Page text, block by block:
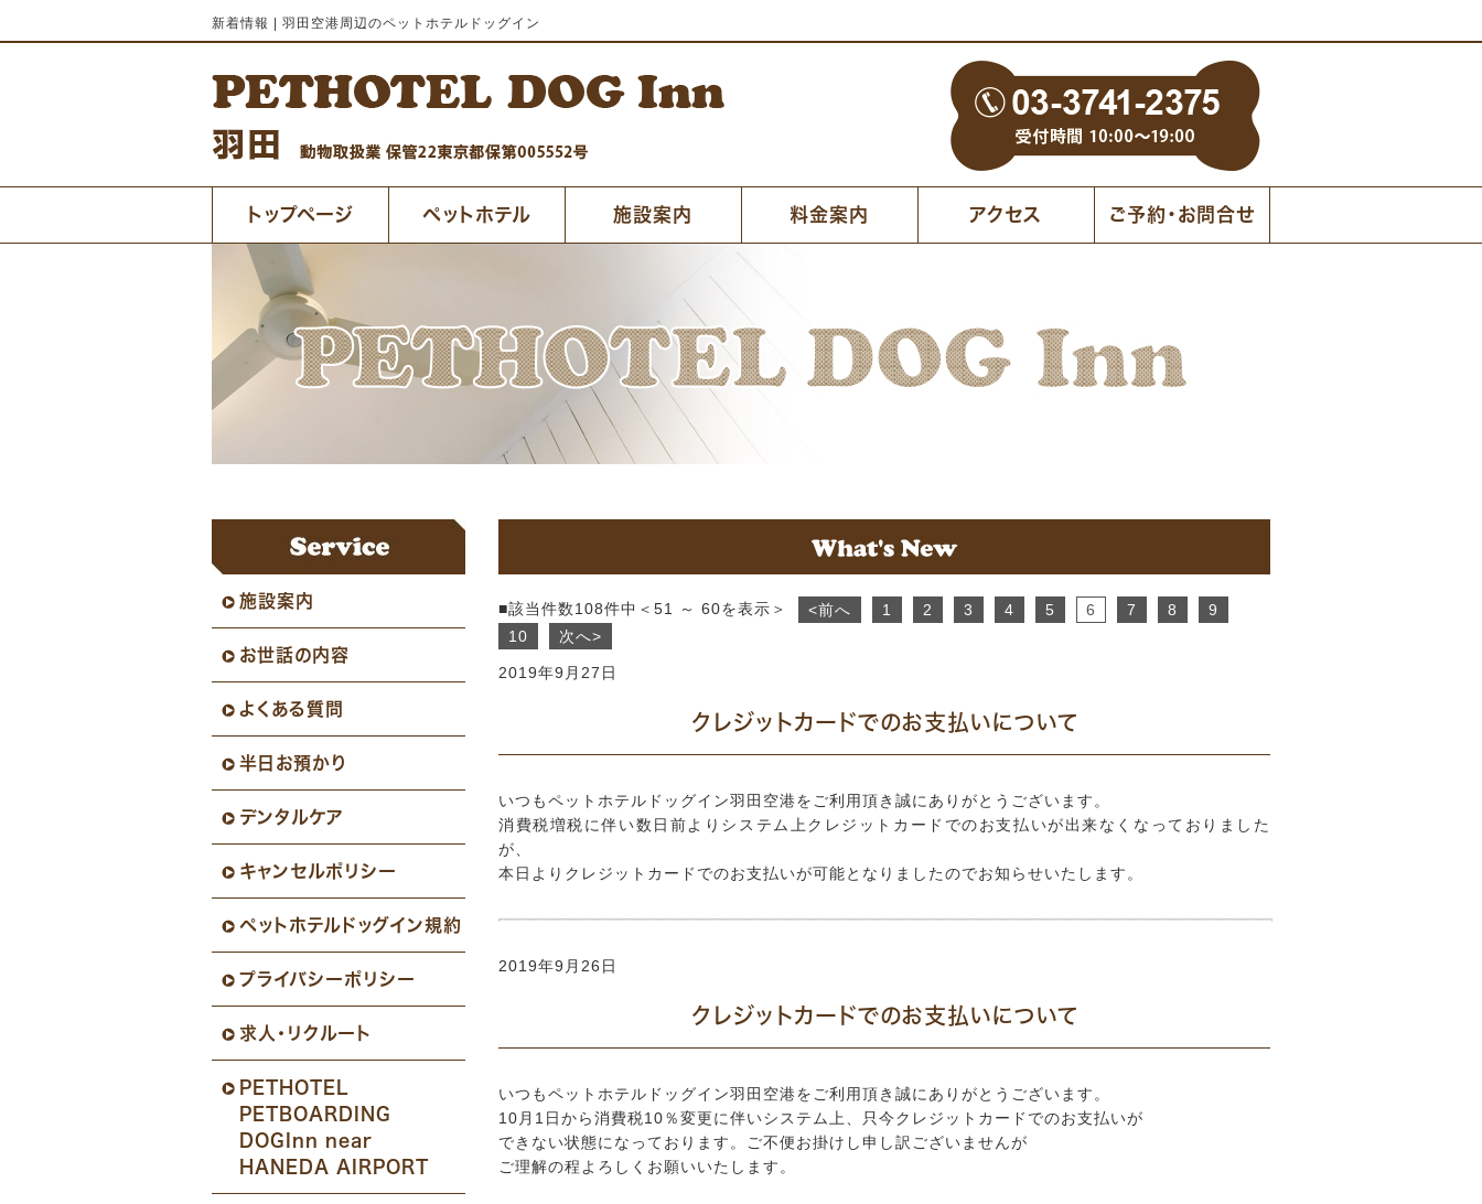
新着情報 | 羽田空港周辺のペットホテルドッグイン
トップページ ペットホテル 施設案内 料金案内 アクセス ご予約・お問合せ
施設案内
お世話の内容
よくある質問
半日お預かり
デンタルケア
キャンセルポリシー
ペットホテルドッグイン規約
プライバシーポリシー
求人・リクルート
PETHOTEL
PETBOARDING
DOGInn near
HANEDA AIRPORT
■該当件数108件中＜51 ～ 60を表示＞ <前へ 1 2 3 4 5 6 7 8
9
10
次へ>
2019年9月27日
クレジットカードでのお支払いについて
いつもペットホテルドッグイン羽田空港をご利用頂き誠にありがとうございます。
消費税増税に伴い数日前よりシステム上クレジットカードでのお支払いが出来なくなっておりました
が、
本日よりクレジットカードでのお支払いが可能となりましたのでお知らせいたします。
2019年9月26日
クレジットカードでのお支払いについて
いつもペットホテルドッグイン羽田空港をご利用頂き誠にありがとうございます。
10月1日から消費税10％変更に伴いシステム上、只今クレジットカードでのお支払いが
できない状態になっております。ご不便お掛けし申し訳ございませんが
ご理解の程よろしくお願いいたします。